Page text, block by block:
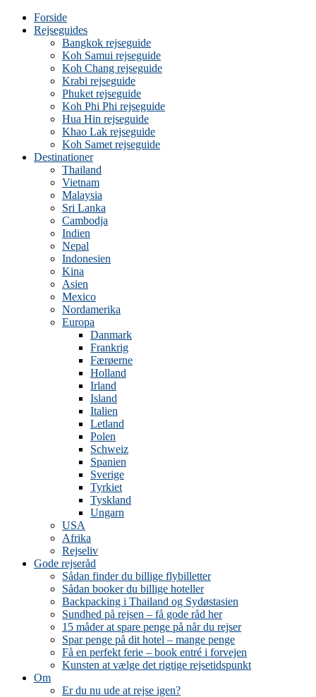
Forside
Rejseguides
Bangkok rejseguide
Koh Samui rejseguide
Koh Chang rejseguide
Krabi rejseguide
Phuket rejseguide
Koh Phi Phi rejseguide
Hua Hin rejseguide
Khao Lak rejseguide
Koh Samet rejseguide
Destinationer
Thailand
Vietnam
Malaysia
Sri Lanka
Cambodja
Indien
Nepal
Indonesien
Kina
Asien
Mexico
Nordamerika
Europa
Danmark
Frankrig
Færøerne
Holland
Irland
Island
Italien
Letland
Polen
Schweiz
Spanien
Sverige
Tyrkiet
Tyskland
Ungarn
USA
Afrika
Rejseliv
Gode rejseråd
Sådan finder du billige flybilletter
Sådan booker du billige hoteller
Backpacking i Thailand og Sydøstasien
Sundhed på rejsen – få gode råd her
15 måder at spare penge på når du rejser
Spar penge på dit hotel – mange penge
Få en perfekt ferie – book entré i forvejen
Kunsten at vælge det rigtige rejsetidspunkt
Om
Er du nu ude at rejse igen?